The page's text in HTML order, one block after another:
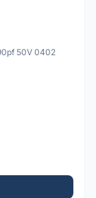
50V 0402